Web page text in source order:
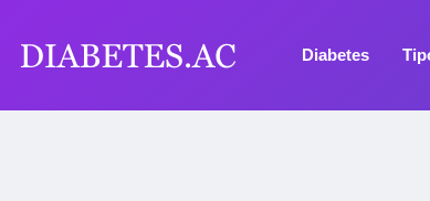
Diabetes